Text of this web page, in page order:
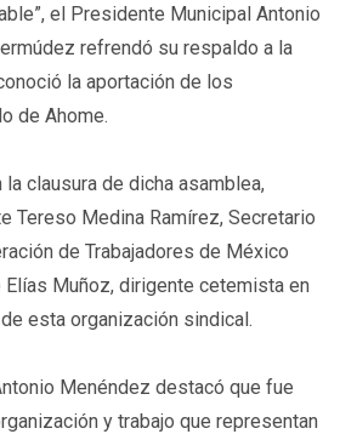
el Presidente Municipal Antonio
refrendó su respaldo a la
la aportación de los
de Ahome.
clausura de dicha asamblea,
Tereso Medina Ramírez, Secretario
de Trabajadores de México
Muñoz, dirigente cetemista en
esta organización sindical.
Menéndez destacó que fue
y trabajo que representan